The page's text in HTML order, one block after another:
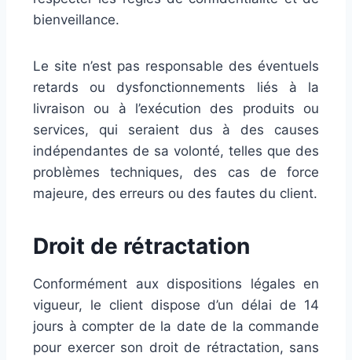
bienveillance.
Le site n’est pas responsable des éventuels
retards ou dysfonctionnements liés à la
livraison ou à l’exécution des produits ou
services, qui seraient dus à des causes
indépendantes de sa volonté, telles que des
problèmes techniques, des cas de force
majeure, des erreurs ou des fautes du client.
Droit de rétractation
Conformément aux dispositions légales en
vigueur, le client dispose d’un délai de 14
jours à compter de la date de la commande
pour exercer son droit de rétractation, sans